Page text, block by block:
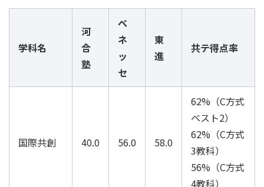
学科名
河
合
塾
ベ
ネ
ッ
セ
東
進
共テ得点率
国際共創 40.0 56.0 58.0
62%（C方式
ベスト2）
62%（C方式
3教科）
56%（C方式
4教科）